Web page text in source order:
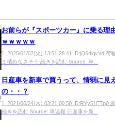
お前らが『スポーツカー』に乗る理
ｗｗｗｗｗ
1: 2025/01/07(火) 13:51:28.41 ID:jQ64igvVd 荷
ま積めなさそう 続きを読む Source: 車...
日産車を新車で買うって、情弱に見
の・・？
1: 2021/06/24(木) 03:21:00.50 ID:RYy51ETp0
続きを読む Source: 車速報 日産車を新...